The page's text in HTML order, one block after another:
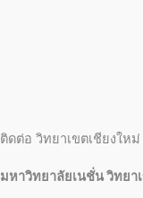
ติดต่อ วิทยาเขตเชียงใหม่
มหาวิทยาลัยเนชั่น วิทยา